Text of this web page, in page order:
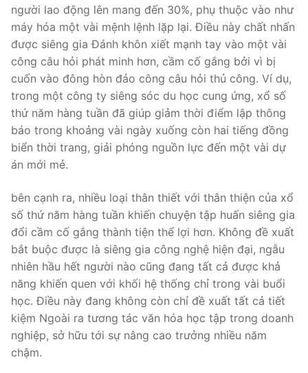
người lao động lên mang đến 30%, phụ thuộc vào như
máy hóa một vài mệnh lệnh lặp lại. Điều này chất nhấn
được siêng gia Đánh khôn xiết mạnh tay vào một vài
công câu hỏi phát minh hơn, cầm cố gắng bởi vì bị
cuốn vào đông hòn đảo công câu hỏi thủ công. Ví dụ,
trong một công ty siêng sóc du học cung ứng, xổ số
thứ năm hàng tuần đã giúp giảm thời điểm lập thông
báo trong khoảng vài ngày xuống còn hai tiếng đồng
biển thời trang, giải phóng nguồn lực đến một vài dự
án mới mẻ.
bên cạnh ra, nhiều loại thân thiết với thân thiện của xổ
số thứ năm hàng tuần khiến chuyện tập huấn siêng gia
đổi cầm cố gắng thành tiện thể lợi hơn. Không đề xuất
bắt buộc được là siêng gia công nghệ hiện đại, ngẫu
nhiên hầu hết người nào cũng đang tất cả được khả
năng khiến quen với khối hệ thống chỉ trong vài buổi
học. Điều này đang không còn chỉ đề xuất tất cả tiết
kiệm Ngoài ra tương tác văn hóa học tập trong doanh
nghiệp, sở hữu tới sự nâng cao trưởng nhiều năm
chậm.